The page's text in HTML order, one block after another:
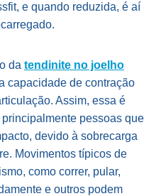
e quando reduzida, é aí
da tendinite no joelho
capacidade de contração
Assim, essa é
pessoas que
devido à sobrecarga
Movimentos típicos de
como correr, pular,
e outros podem